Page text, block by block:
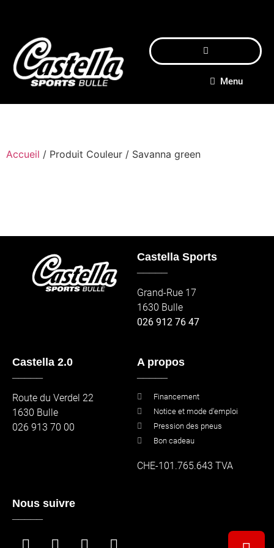
Menu
Accueil / Produit Couleur / Savanna green
Castella Sports
Grand-Rue 17
1630 Bulle
026 912 76 47
Castella 2.0
Route du Verdel 22
1630 Bulle
026 913 70 00
A propos
Financement
Notice et mode d'emploi
Pression des pneus
Bon cadeau
CHE-101.765.643 TVA
Nous suivre